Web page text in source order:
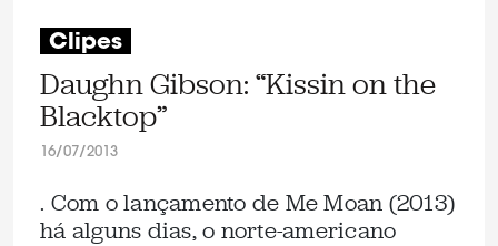
Clipes
Daughn Gibson: “Kissin on the
Blacktop”
16/07/2013
. Com o lançamento de Me Moan (2013)
há alguns dias, o norte-americano